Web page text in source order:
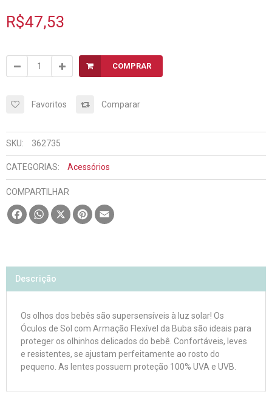
R$47,53
COMPRAR
Favoritos Comparar
SKU: 362735
CATEGORIAS: Acessórios
COMPARTILHAR
FacebookWhatsApp
X Pinterest
Descrição
Os olhos dos bebês são supersensíveis à luz solar! Os
Óculos de Sol com Armação Flexível da Buba são ideais para
proteger os olhinhos delicados do bebê. Confortáveis, leves
e resistentes, se ajustam perfeitamente ao rosto do
pequeno. As lentes possuem proteção 100% UVA e UVB.